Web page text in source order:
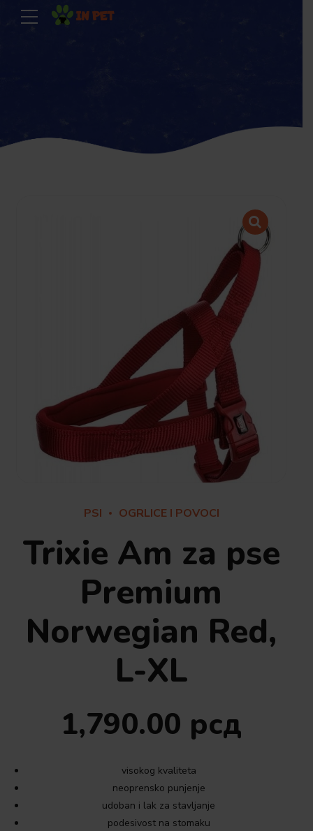
PSI OGRLICE I POVOCI
Trixie Am za pse
Premium
Norwegian Red,
L-XL
1,790.00 рсд
visokog kvaliteta
neoprensko punjenje
udoban i lak za stavljanje
podesivost na stomaku